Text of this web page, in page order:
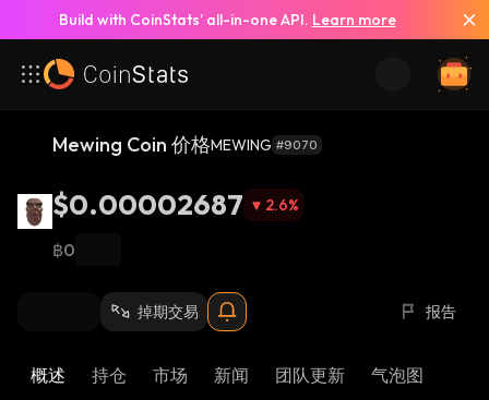
Build with CoinStats’ all-in-one API. Learn more
Mewing Coin 价格MEWING #9070
$0.00002687 2.6%
฿0
掉期交易 报告
概述 持仓 市场 新闻 团队更新 气泡图